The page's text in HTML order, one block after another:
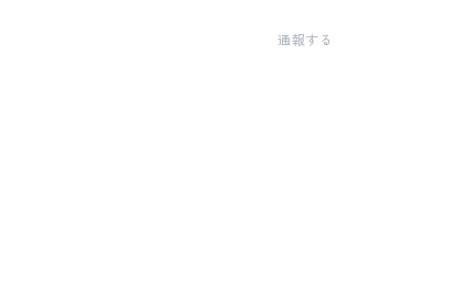
通報する